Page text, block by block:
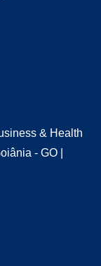
& Health
- GO |